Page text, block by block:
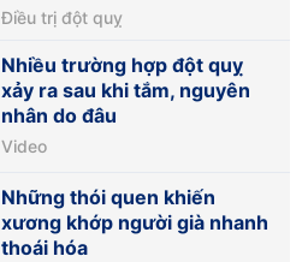
Điều trị đột quỵ
Nhiều trường hợp đột quỵ
xảy ra sau khi tắm, nguyên
nhân do đâu
Video
Những thói quen khiến
xương khớp người già nhanh
thoái hóa